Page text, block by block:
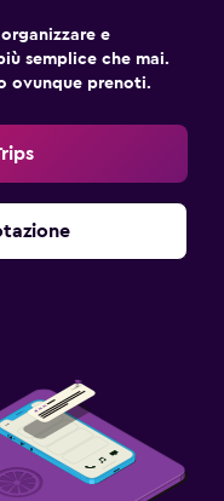
e
semplice che mai.
ovunque prenoti.